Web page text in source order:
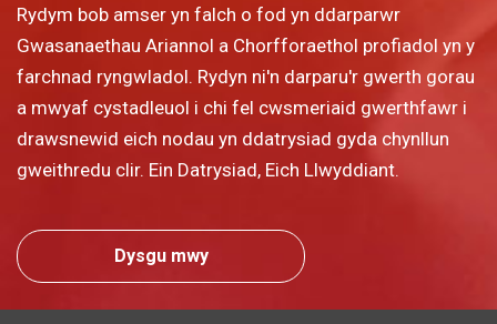
Rydym bob amser yn falch o fod yn ddarparwr
Gwasanaethau Ariannol a Chorfforaethol profiadol yn y
farchnad ryngwladol. Rydyn ni'n darparu'r gwerth gorau
a mwyaf cystadleuol i chi fel cwsmeriaid gwerthfawr i
drawsnewid eich nodau yn ddatrysiad gyda chynllun
gweithredu clir. Ein Datrysiad, Eich Llwyddiant.
Dysgu mwy